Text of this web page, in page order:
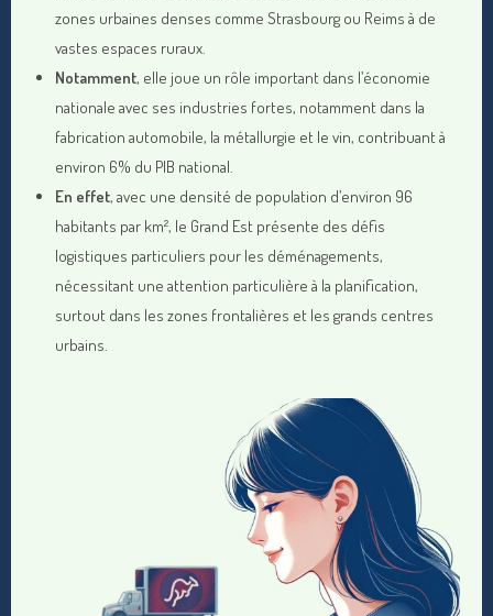
zones urbaines denses comme Strasbourg ou Reims à de
vastes espaces ruraux.
Notamment, elle joue un rôle important dans l’économie
nationale avec ses industries fortes, notamment dans la
fabrication automobile, la métallurgie et le vin, contribuant à
environ 6% du PIB national.
En effet, avec une densité de population d’environ 96
habitants par km², le Grand Est présente des défis
logistiques particuliers pour les déménagements,
nécessitant une attention particulière à la planification,
surtout dans les zones frontalières et les grands centres
urbains.